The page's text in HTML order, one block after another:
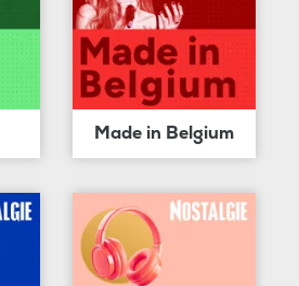
Made in Belgium